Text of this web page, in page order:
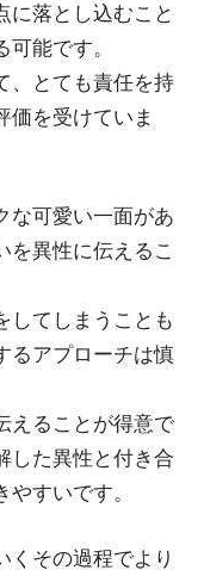
に落とし込むこと
能です。
、とても責任を持
価を受けていま
な可愛い一面があ
を異性に伝えるこ
してしまうことも
るアプローチは慎
えることが得意で
した異性と付き合
すいです。
くその過程でより